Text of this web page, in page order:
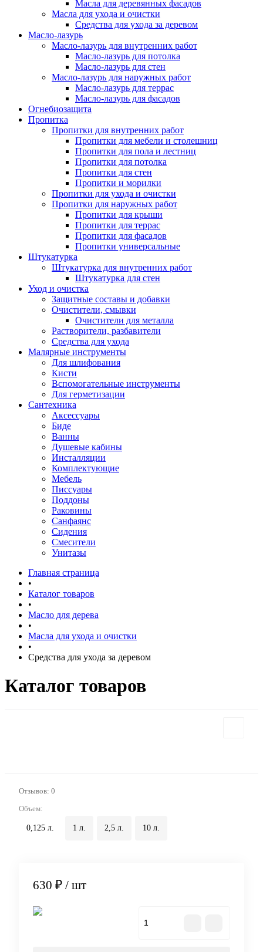
Масла для деревянных фасадов
Масла для ухода и очистки
Средства для ухода за деревом
Масло-лазурь
Масло-лазурь для внутренних работ
Масло-лазурь для потолка
Масло-лазурь для стен
Масло-лазурь для наружных работ
Масло-лазурь для террас
Масло-лазурь для фасадов
Огнебиозащита
Пропитка
Пропитки для внутренних работ
Пропитки для мебели и столешниц
Пропитки для пола и лестниц
Пропитки для потолка
Пропитки для стен
Пропитки и морилки
Пропитки для ухода и очистки
Пропитки для наружных работ
Пропитки для крыши
Пропитки для террас
Пропитки для фасадов
Пропитки универсальные
Штукатурка
Штукатурка для внутренних работ
Штукатурка для стен
Уход и очистка
Защитные составы и добавки
Очистители, смывки
Очистители для металла
Растворители, разбавители
Средства для ухода
Малярные инструменты
Для шлифования
Кисти
Вспомогательные инструменты
Для герметизации
Сантехника
Аксессуары
Биде
Ванны
Душевые кабины
Инсталляции
Комплектующие
Мебель
Писсуары
Поддоны
Раковины
Санфаянс
Сидения
Смесители
Унитазы
Главная страница
•
Каталог товаров
•
Масло для дерева
•
Масла для ухода и очистки
•
Средства для ухода за деревом
Каталог товаров
Отзывов: 0
Объем:
0,125 л. 1 л. 2,5 л. 10 л.
630 ₽ / шт